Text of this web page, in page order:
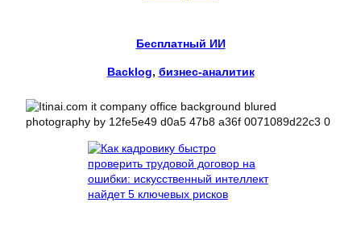
Бесплатный ИИ
Backlog, бизнес-аналитик